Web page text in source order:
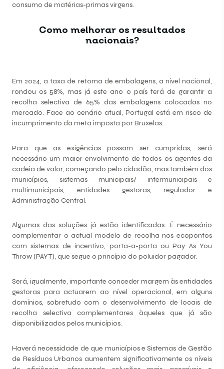
consumo de matérias-primas virgens.
Como melhorar os resultados
nacionais?
Em 2024, a taxa de retoma de embalagens, a nível nacional,
rondou os 58%, mas já este ano o país terá de garantir a
recolha selectiva de 65% das embalagens colocadas no
mercado. Face ao cenário atual, Portugal está em risco de
incumprimento da meta imposta por Bruxelas.
Para que as exigências possam ser cumpridas, será
necessário um maior envolvimento de todos os agentes da
cadeia de valor, começando pelo cidadão, mas também dos
municípios, sistemas municipais/ intermunicipais e
multimunicipais, entidades gestoras, regulador e
Administração Central.
Algumas das soluções já estão identificadas. É necessário
complementar o actual modelo de recolha nos ecopontos
com sistemas de incentivo, porta-a-porta ou Pay As You
Throw (PAYT), que segue o princípio do poluidor pagador.
Será, igualmente, importante conceder margem às entidades
gestoras para actuarem ao nível operacional, em alguns
domínios, sobretudo com o desenvolvimento de locais de
recolha selectiva complementares àqueles que já são
disponibilizados pelos municípios.
Haverá necessidade de que municípios e Sistemas de Gestão
de Resíduos Urbanos aumentem significativamente os níveis